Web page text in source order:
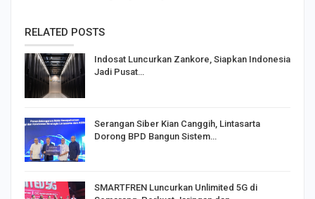
RELATED POSTS
Indosat Luncurkan Zankore, Siapkan Indonesia
Jadi Pusat…
Serangan Siber Kian Canggih, Lintasarta
Dorong BPD Bangun Sistem…
SMARTFREN Luncurkan Unlimited 5G di